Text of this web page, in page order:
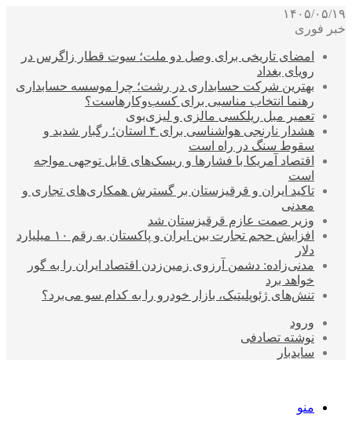
۱۴۰۵/۰۵/۱۹
خبر فوری
امضای تاریخی برای وصل دو ملت؛ سوت قطار زاگرس در
رویای بغداد
بهترین شرکت حسابداری در رشت؛ چرا موسسه حسابداری
رهنما انتخاب مناسبی برای کسب‌وکارهاست؟
تعمیر مبل ریلکسی مالزی و لیزی‌بوی
هشدار نارنجی هواشناسی برای ۴ استان؛ رگبار شدید و
سقوط سنگ در راه است
اقتصاد آمریکا با فشارها و ریسک‌های قابل توجهی مواجه
است
تاکید ایران و قرقیزستان بر گسترش همکاری‌های تجاری و
معدنی
وزیر صمت عازم قرقیزستان شد
افزایش حجم تجارت بین ایران و پاکستان به رقم ۱۰ میلیارد
دلار
مدنی‌زاده: دشمن آرزوی زمین‌زدن اقتصاد ایران را به گور
خواهد برد
تنش‌های ژئوپلیتیک، بازار خودرو را به کدام سو می‌برد؟
ورود
نوشته تصادفی
سایدبار
منو